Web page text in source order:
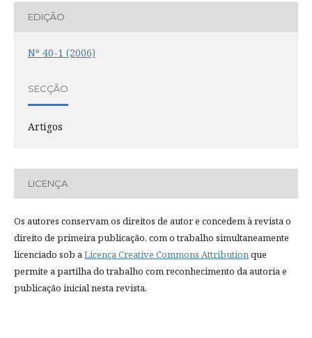
EDIÇÃO
Nº 40-1 (2006)
SECÇÃO
Artigos
LICENÇA
Os autores conservam os direitos de autor e concedem à revista o
direito de primeira publicação, com o trabalho simultaneamente
licenciado sob aLicença Creative Commons Attributionque
permite a partilha do trabalho com reconhecimento da autoria e
publicação inicial nesta revista.